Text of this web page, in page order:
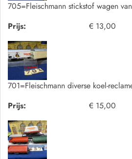
705=Fleischmann stickstof wagen
Prijs:
€ 13,00
701=Fleischmann diverse koel-
Prijs:
€ 15,00